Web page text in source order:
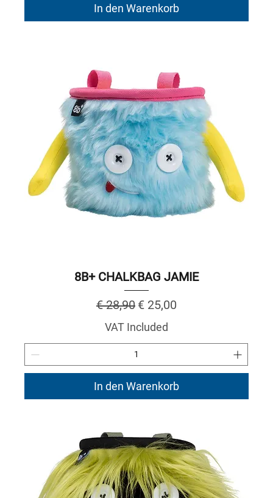
In den Warenkorb
8B+ CHALKBAG JAMIE
Regular Price
€ 28,90 Sale Price
€ 25,00
VAT Included
In den Warenkorb